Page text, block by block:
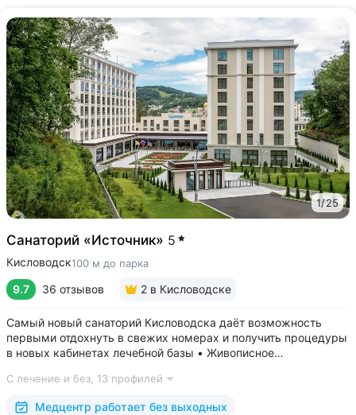
1/25
Санаторий «Источник» 5
Кисловодск100 м до парка
9.7 36 отзывов 2 в Кисловодске
Самый новый санаторий Кисловодска даёт возможность
первыми отдохнуть в свежих номерах и получить процедуры
в новых кабинетах лечебной базы • Живописное
галереей и Каскадной лестницей • Свой выход в Курортный
парк, поблизости проходят маршруты...
С лечение и без, 13 профилей
Медцентр работает без выходных